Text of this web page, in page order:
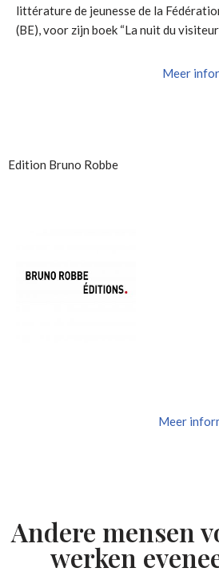
littérature de jeunesse de la
(BE), voor zijn boek “La nuit du
Meer
Edition Bruno Robbe
Meer
Andere mensen
werken